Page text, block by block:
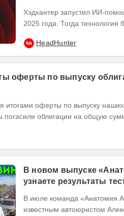
Хэдхантер запустил ИИ-помощника в конце ноября
2025 года. Тогда технология
2026...HeadHunter
оферты по выпуску
облигации на общую
В новом выпуске
узнаете результаты
В июле команда «Анатомия
известным автоюристом